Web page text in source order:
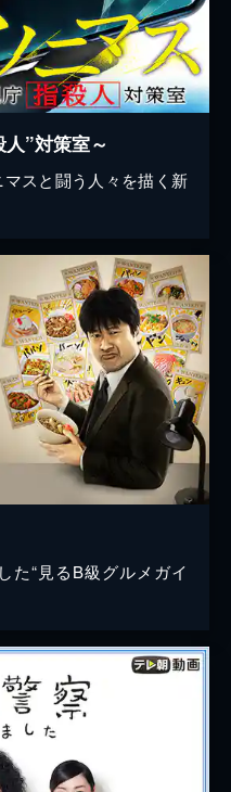
”対策室～
スと闘う人々を描く新
た“見るB級グルメガイ